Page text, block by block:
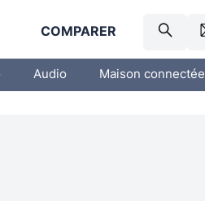
COMPARER
Audio Maison connectée